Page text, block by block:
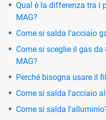
Qual è la differenza tra i
MAG?
Come si salda l'acciaio
Come si sceglie il gas
MAG?
Perché bisogna usare il
Come si salda l'acciaio
Come si salda